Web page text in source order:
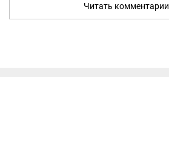
Читать комментарии